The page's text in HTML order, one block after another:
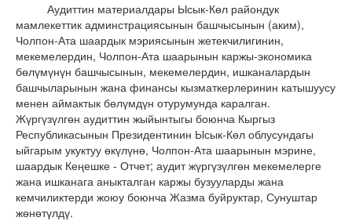
Аудиттин материалдары Ысык-Көл райондук
мамлекеттик админстрациясынын башчысынын (аким),
Чолпон-Ата шаардык мэриясынын жетекчилигинин,
мекемелердин, Чолпон-Ата шаарынын каржы-экономика
бөлүмүнүн башчысынын, мекемелердин, ишканалардын
башчыларынын жана финансы кызматкерлеринин катышуусу
менен аймактык бөлүмдүн отурумунда каралган.
Жүргүзүлгөн аудиттин жыйынтыгы боюнча Кыргыз
Республикасынын Президентинин Ысык-Көл облусундагы
ыйгарым укуктуу өкүлүнө, Чолпон-Ата шаарынын мэрине,
шаардык Кеңешке - Отчет; аудит жүргүзүлгөн мекемелерге
жана ишканага аныкталган каржы бузууларды жана
кемчиликтерди жоюу боюнча Жазма буйруктар, Сунуштар
жөнөтүлдү.